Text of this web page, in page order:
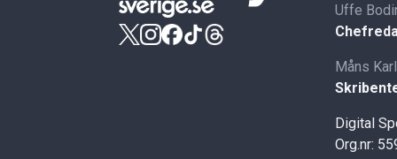
Uffe
Måns
Digital
Org.nr: